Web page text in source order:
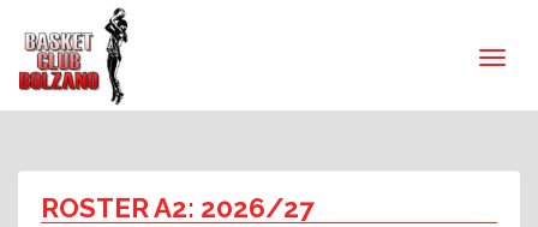
ROSTER A2: 2026/27